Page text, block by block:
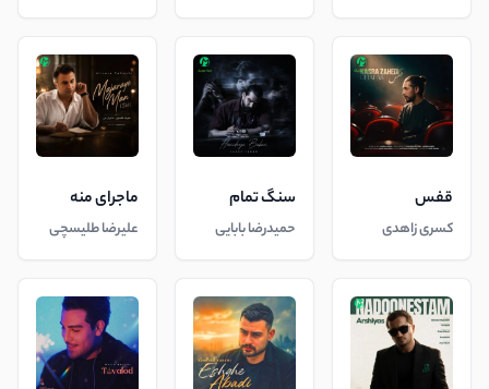
قفس
کسری زاهدی
سنگ تمام
حمیدرضا بابایی
ماجرای منه
علیرضا طلیسچی